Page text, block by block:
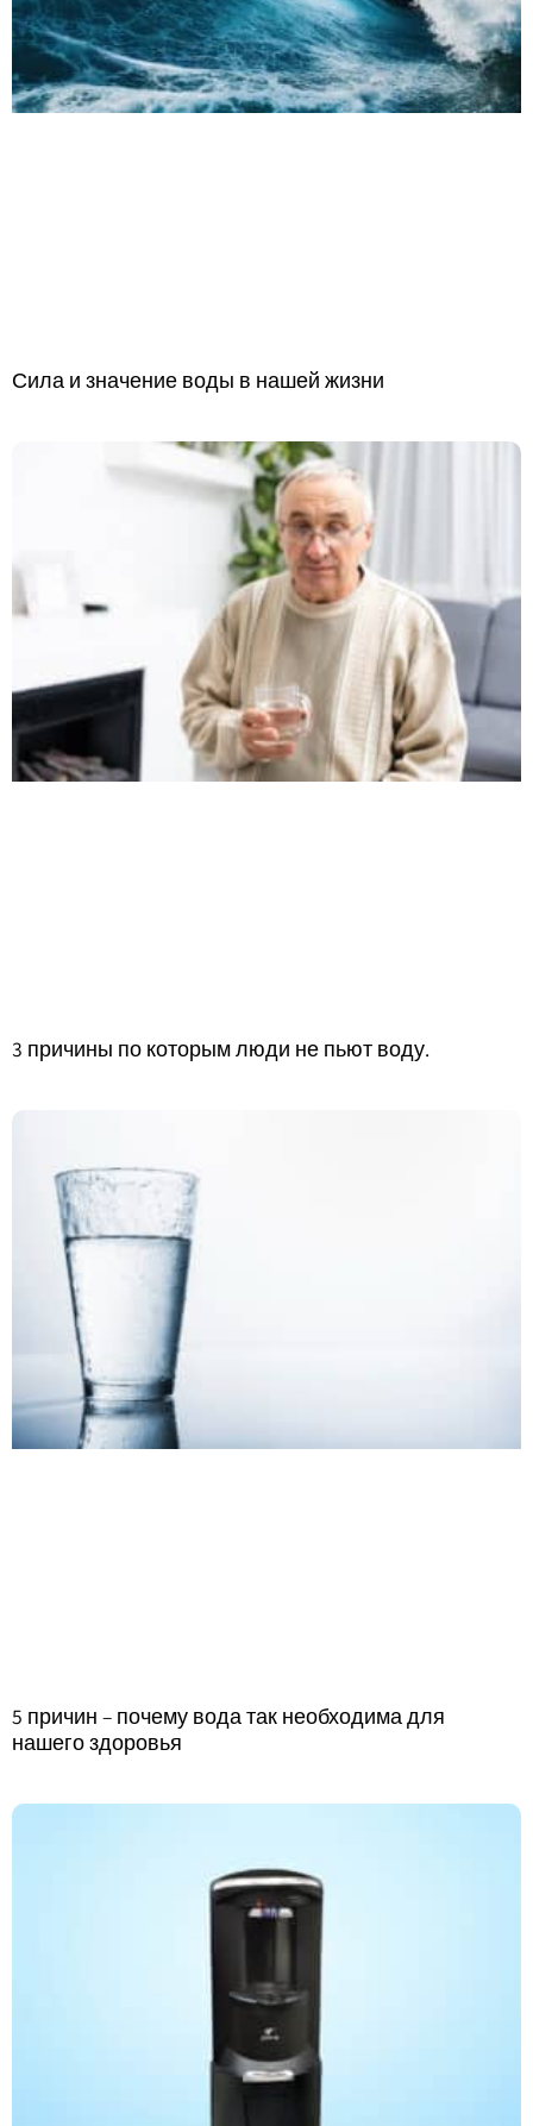
Сила и значение воды в нашей жизни
3 причины по которым люди не пьют воду.
5 причин – почему вода так необходима для
нашего здоровья